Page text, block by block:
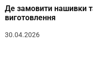
Де замовити нашивки
виготовлення
30.04.2026